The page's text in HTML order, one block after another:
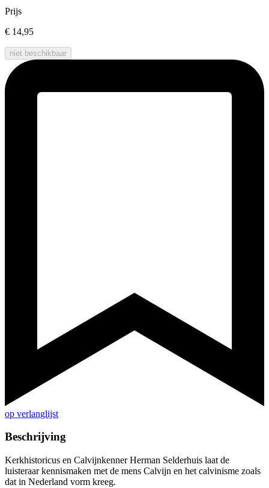
Prijs
€ 14,95
niet beschikbaar
op verlanglijst
Beschrijving
Kerkhistoricus en Calvijnkenner Herman Selderhuis laat de
luisteraar kennismaken met de mens Calvijn en het calvinisme zoals
dat in Nederland vorm kreeg.